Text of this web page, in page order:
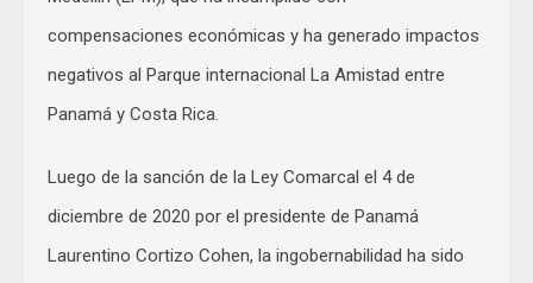
compensaciones económicas y ha generado impactos
negativos al Parque internacional La Amistad entre
Panamá y Costa Rica.
Luego de la sanción de la Ley Comarcal el 4 de
diciembre de 2020 por el presidente de Panamá
Laurentino Cortizo Cohen, la ingobernabilidad ha sido